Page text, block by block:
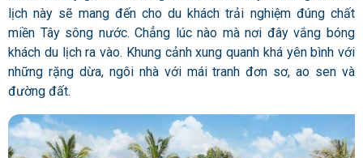
lịch này sẽ mang đến cho du khách trải nghiệm đúng chất
miền Tây sông nước. Chẳng lúc nào mà nơi đây vắng bóng
khách du lịch ra vào. Khung cảnh xung quanh khá yên bình với
những rặng dừa, ngôi nhà với mái tranh đơn sơ, ao sen và
đường đất.